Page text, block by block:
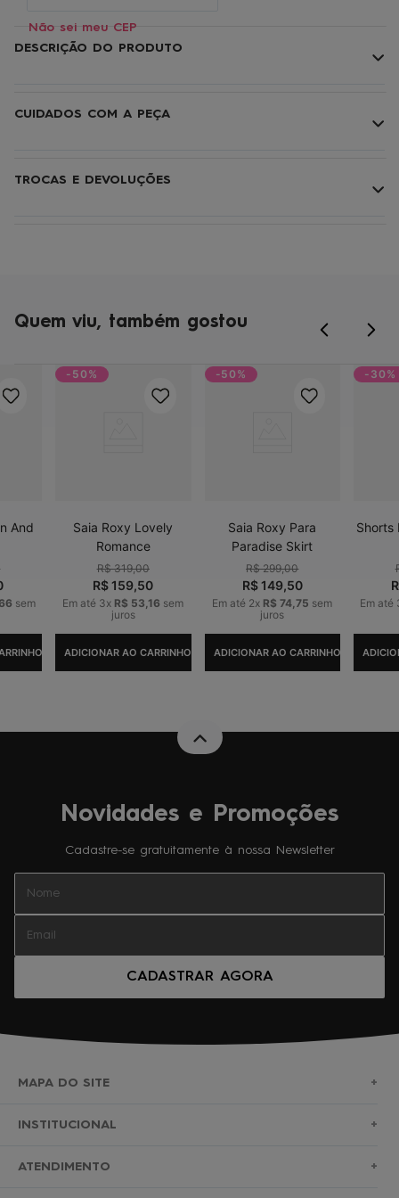
Não sei meu CEP
DESCRIÇÃO DO PRODUTO
CUIDADOS COM A PEÇA
TROCAS E DEVOLUÇÕES
Quem viu, também gostou
And
sem
-50%
Saia Roxy Lovely
Romance
R$ 319,00
R$159,50
Em até 3x R$ 53 ,16 sem
juros
ADICIONAR AO CARRINHO
-50%
Saia Roxy Para
Paradise Skirt
R$ 299,00
R$149,50
Em até 2x R$ 74 ,75 sem
juros
ADICIONAR AO CARRINHO
-30%
Shorts
Em até
Novidades e Promoções
Cadastre-se gratuitamente à nossa Newsletter
CADASTRAR AGORA
MAPA DO SITE +
SURF
INSTITUCIONAL +
SOBRE NÓS
ATENDIMENTO +